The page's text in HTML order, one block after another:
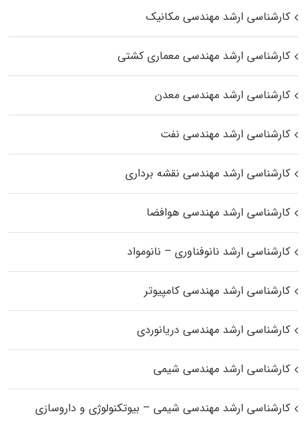
کارشناسی ارشد مهندسی مکانیک
کارشناسی ارشد مهندسی معماری کشتی
کارشناسی ارشد مهندسی معدن
کارشناسی ارشد مهندسی نفت
کارشناسی ارشد مهندسی نقشه برداری
کارشناسی ارشد مهندسی هوافضا
کارشناسی ارشد نانوفناوری – نانومواد
کارشناسی ارشد مهندسی کامپیوتر
کارشناسی ارشد مهندسی دریانوردی
کارشناسی ارشد مهندسی شیمی
کارشناسی ارشد مهندسی شیمی – بیوتکنولوژی و داروسازی